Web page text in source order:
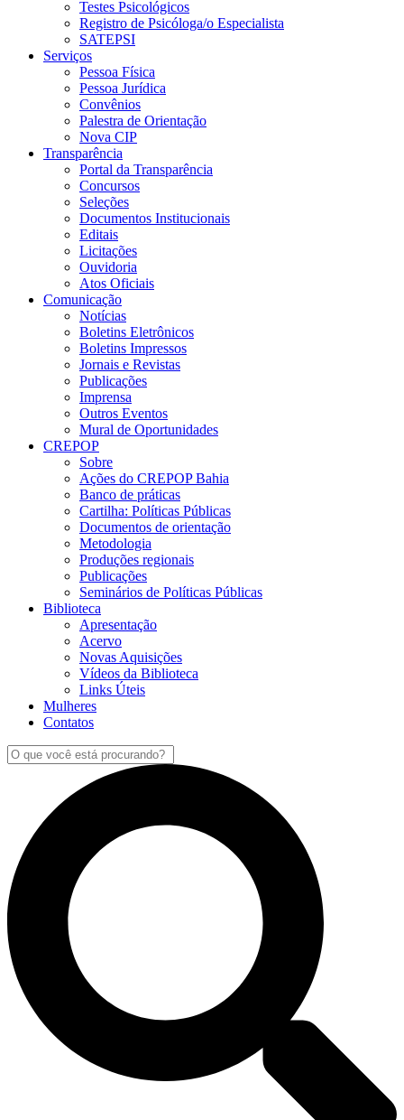
Testes Psicológicos
Registro de Psicóloga/o Especialista
SATEPSI
Serviços
Pessoa Física
Pessoa Jurídica
Convênios
Palestra de Orientação
Nova CIP
Transparência
Portal da Transparência
Concursos
Seleções
Documentos Institucionais
Editais
Licitações
Ouvidoria
Atos Oficiais
Comunicação
Notícias
Boletins Eletrônicos
Boletins Impressos
Jornais e Revistas
Publicações
Imprensa
Outros Eventos
Mural de Oportunidades
CREPOP
Sobre
Ações do CREPOP Bahia
Banco de práticas
Cartilha: Políticas Públicas
Documentos de orientação
Metodologia
Produções regionais
Publicações
Seminários de Políticas Públicas
Biblioteca
Apresentação
Acervo
Novas Aquisições
Vídeos da Biblioteca
Links Úteis
Mulheres
Contatos